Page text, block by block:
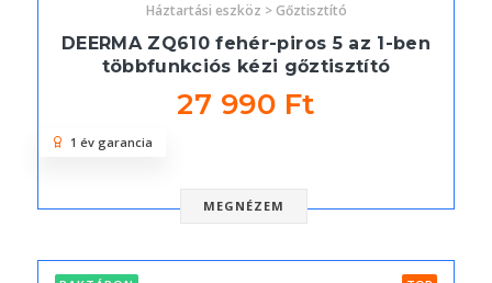
Háztartási eszköz > Gőztisztító
DEERMA ZQ610 fehér-piros 5 az 1-ben
többfunkciós kézi gőztisztító
27 990 Ft
MEGNÉZEM
1 év garancia